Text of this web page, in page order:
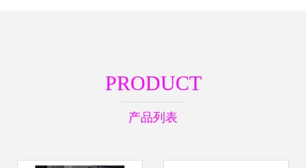
PRODUCT
产品列表